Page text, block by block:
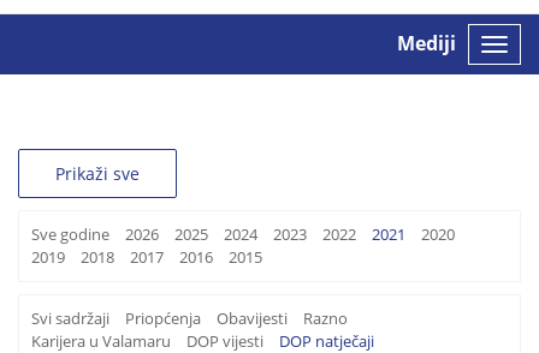
Toggle
Mediji
Prikaži sve
Sve godine 2026 2025 2024 2023 2022 2021
2020
2019
2018 2017 2016 2015
Svi sadržaji Priopćenja Obavijesti
Razno
Karijera u Valamaru
DOP vijesti DOP natječaji